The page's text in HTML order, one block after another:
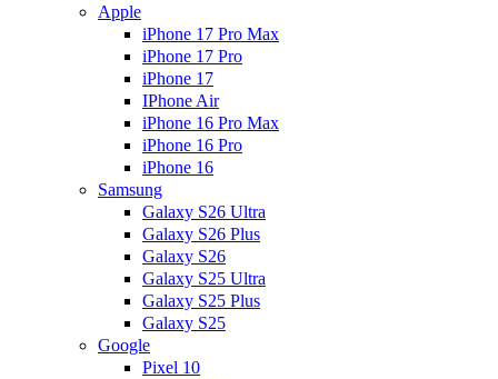
Apple
iPhone 17 Pro Max
iPhone 17 Pro
iPhone 17
IPhone Air
iPhone 16 Pro Max
iPhone 16 Pro
iPhone 16
Samsung
Galaxy S26 Ultra
Galaxy S26 Plus
Galaxy S26
Galaxy S25 Ultra
Galaxy S25 Plus
Galaxy S25
Google
Pixel 10